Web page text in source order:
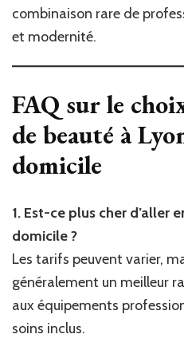
combinaison rare de
et modernité.
FAQ sur le
de beauté à
domicile
1. Est-ce plus cher d’aller
domicile ?
Les tarifs peuvent varier,
généralement un meilleur
aux équipements
soins inclus.